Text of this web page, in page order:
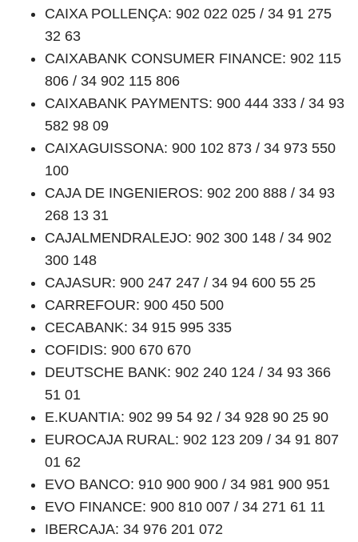
CAIXA POLLENÇA: 902 022 025 / 34 91 275
32 63
CAIXABANK CONSUMER FINANCE: 902 115
806 / 34 902 115 806
CAIXABANK PAYMENTS: 900 444 333 / 34 93
582 98 09
CAIXAGUISSONA: 900 102 873 / 34 973 550
100
CAJA DE INGENIEROS: 902 200 888 / 34 93
268 13 31
CAJALMENDRALEJO: 902 300 148 / 34 902
300 148
CAJASUR: 900 247 247 / 34 94 600 55 25
CARREFOUR: 900 450 500
CECABANK: 34 915 995 335
COFIDIS: 900 670 670
DEUTSCHE BANK: 902 240 124 / 34 93 366
51 01
E.KUANTIA: 902 99 54 92 / 34 928 90 25 90
EUROCAJA RURAL: 902 123 209 / 34 91 807
01 62
EVO BANCO: 910 900 900 / 34 981 900 951
EVO FINANCE: 900 810 007 / 34 271 61 11
IBERCAJA: 34 976 201 072